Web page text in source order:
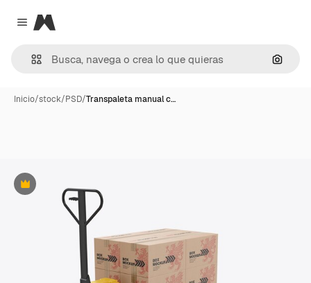
Close menu
Magnific
Inicio/stock/PSD/Transpaleta manual c…
Premium